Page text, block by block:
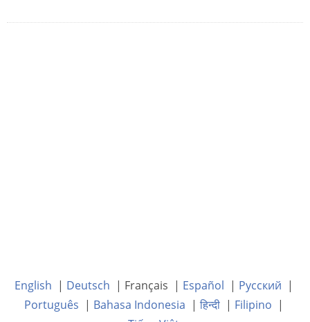
English | Deutsch | Français | Español | Русский |
Português | Bahasa Indonesia |हिन्दी| Filipino |